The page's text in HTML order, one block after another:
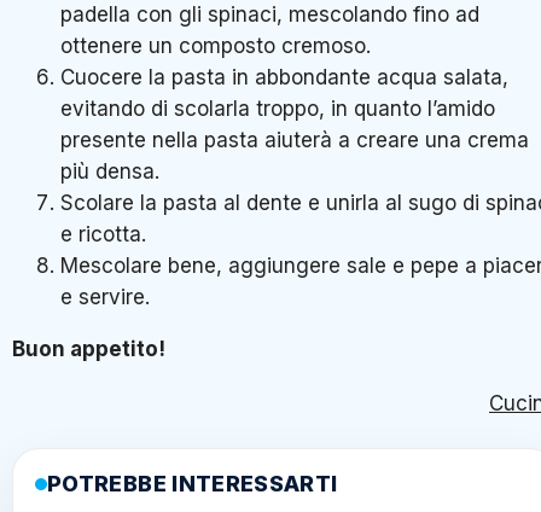
padella con gli spinaci, mescolando fino ad
ottenere un composto cremoso.
Cuocere la pasta in abbondante acqua salata,
evitando di scolarla troppo, in quanto l’amido
presente nella pasta aiuterà a creare una crema
più densa.
Scolare la pasta al dente e unirla al sugo di
e ricotta.
Mescolare bene, aggiungere sale e pepe a
e servire.
Buon appetito!
POTREBBE INTERESSARTI